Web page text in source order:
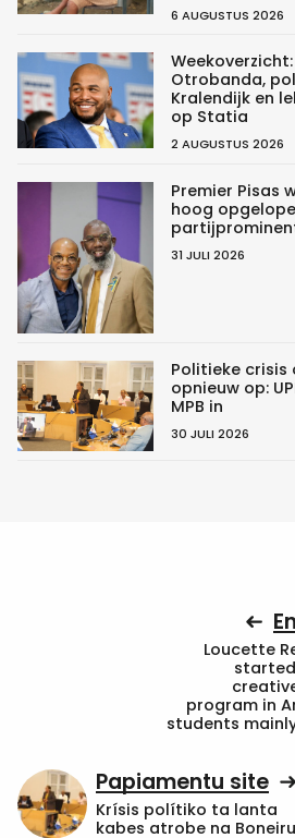
6 AUGUSTUS 2026
Otrobanda,
Kralendijk en
op Statia
2 AUGUSTUS 2026
Premier Pisas
hoog
31 JULI 2026
Politieke crisis
opnieuw op:
MPB in
30 JULI 2026
Loucette
program in
students
Papiamentu site
Krísis polítiko ta lanta
kabes atrobe na